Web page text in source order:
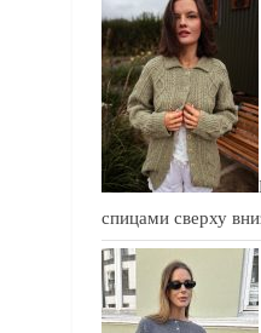
спицами сверху